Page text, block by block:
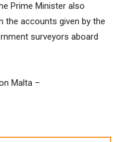
Prime Minister also
the accounts given by the
surveyors aboard
Malta –